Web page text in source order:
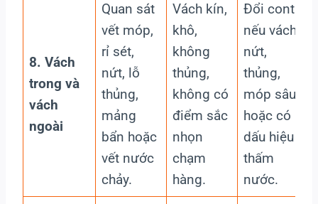
8. Vách
trong và
vách
ngoài
Quan sát
vết móp,
rỉ sét,
nứt, lỗ
thủng,
mảng
bẩn hoặc
vết nước
chảy.
Vách kín,
khô,
không
thủng,
không có
điểm sắc
nhọn
chạm
hàng.
Đổi cont
nếu vách
nứt,
thủng,
móp sâu
hoặc có
dấu hiệu
thấm
nước.